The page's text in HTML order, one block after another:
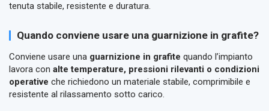
tenuta stabile, resistente e duratura.
Quando conviene usare una guarnizione in grafite?
Conviene usare una guarnizione in grafite quando l’impianto
lavora con alte temperature, pressioni rilevanti o condizioni
operative che richiedono un materiale stabile, comprimibile e
resistente al rilassamento sotto carico.